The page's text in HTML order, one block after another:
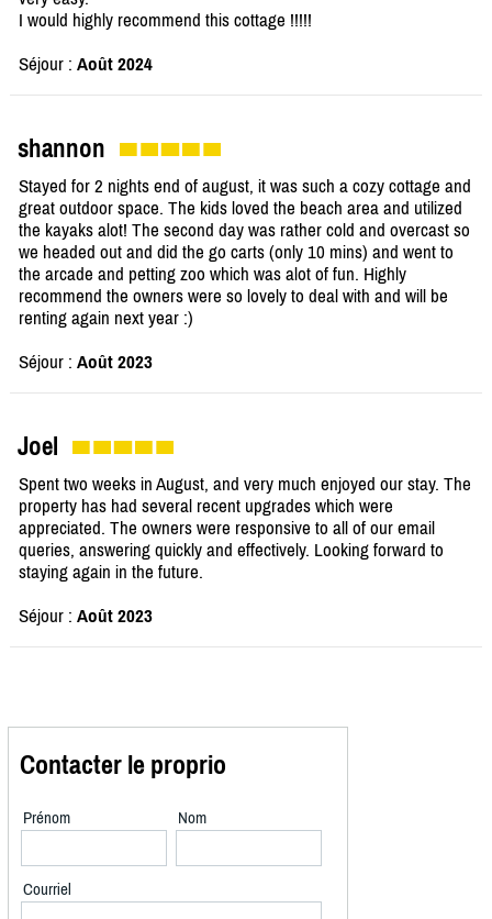
I would highly recommend this cottage !!!!!
Séjour : Août 2024
shannon
Stayed for 2 nights end of august, it was such a cozy cottage and
great outdoor space. The kids loved the beach area and utilized
the kayaks alot! The second day was rather cold and overcast so
we headed out and did the go carts (only 10 mins) and went to
the arcade and petting zoo which was alot of fun. Highly
recommend the owners were so lovely to deal with and will be
renting again next year :)
Séjour : Août 2023
Joel
Spent two weeks in August, and very much enjoyed our stay. The
property has had several recent upgrades which were
appreciated. The owners were responsive to all of our email
queries, answering quickly and effectively. Looking forward to
staying again in the future.
Séjour : Août 2023
Contacter le proprio
Prénom Nom
Courriel